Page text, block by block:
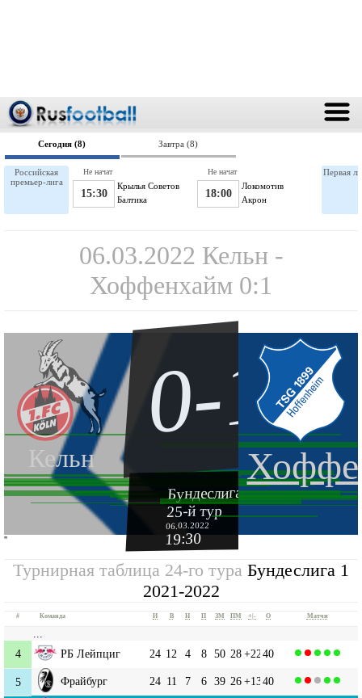
Сегодня (8) Завтра (8)
Российская
премьер-лига
Крылья Советов
15:30 Балтика
Не начат
Локомотив
18:00 Акрон
Не начат Первая
06.03.2022 Кельн -
Хоффенхайм 0:1
Кельн
0-1
Бундеслига 1 2021-2022
25-й тур
06.03.2022
19:30
''
Турнирная таблица 24-го тура Бундеслига 1
2021-2022
# Команда И В Н П ЗМ ПМ +|- О Матчи
4
РБ Лейпциг 24 12 4 8 50 28+2240
5 Фрайбург 24 11 7 6 39 26+1340